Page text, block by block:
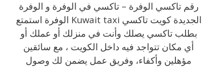
رقم تاكسي الوفرة – تاكسي في الوفرة و الوفرة
الجديدة كويت تاكسي Kuwait taxi الوفرة استمتع
بطلب تاكسي يصلك وأنت في منزلك أو عملك أو
أي مكان تتواجد فيه داخل الكويت ، مع سائقين
مؤهلين وأكفاء، وفريق عمل يضمن لك وصول